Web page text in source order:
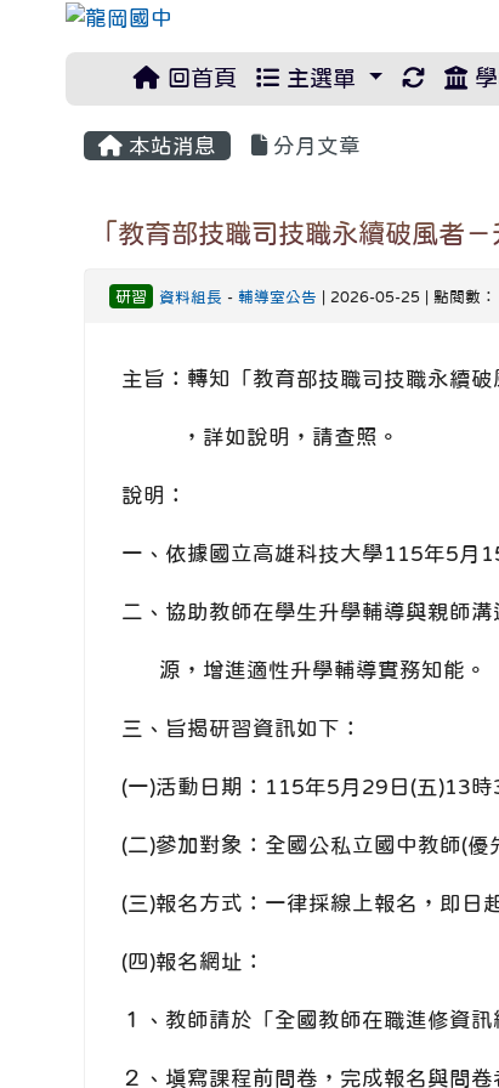
回首頁 主選單 重新取
本站消息 分月文章
「教育部技職司技職永續破風者
研習 資料組長 -輔導室公告 | 2026-05-25 | 點閱數
主旨：轉知「教育部技職司技職永續
，詳如說明，請查照。
說明：
一、依據國立高雄科技大學115年5月
二、協助教師在學生升學輔導與親師
源，增進適性升學輔導實務知能。
三、旨揭研習資訊如下：
(一)活動日期：115年5月29日(五)13時
(二)參加對象：全國公私立國中教師(
(三)報名方式：一律採線上報名，即日
(四)報名網址：
１、教師請於「全國教師在職進修資
２、填寫課程前問卷，完成報名與問